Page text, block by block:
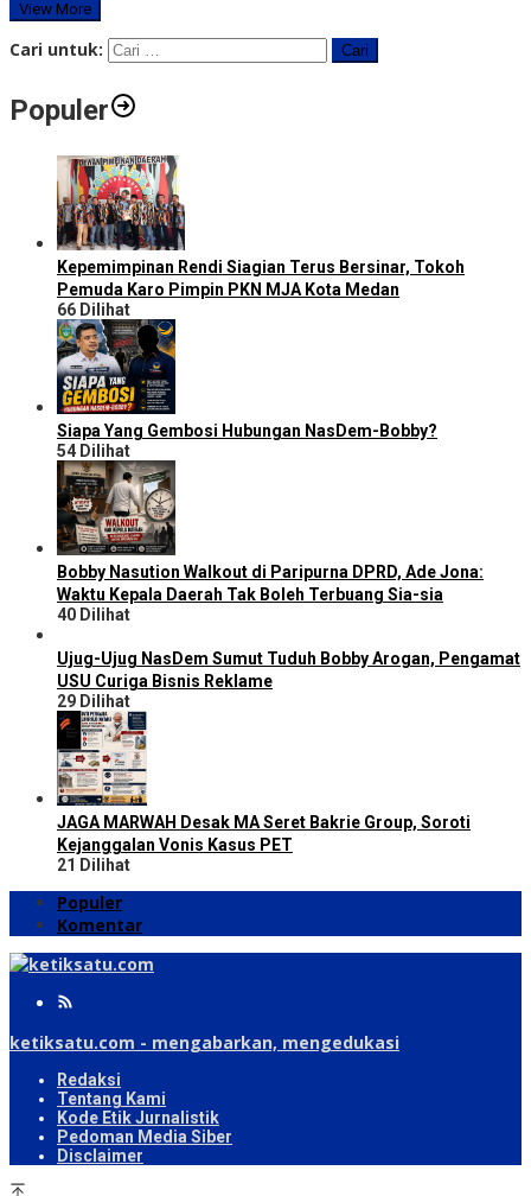
View More
Cari untuk:
Populer
Kepemimpinan Rendi Siagian Terus Bersinar, Tokoh
Pemuda Karo Pimpin PKN MJA Kota Medan
66 Dilihat
Siapa Yang Gembosi Hubungan NasDem-Bobby?
54 Dilihat
Bobby Nasution Walkout di Paripurna DPRD, Ade Jona:
Waktu Kepala Daerah Tak Boleh Terbuang Sia-sia
40 Dilihat
Ujug-Ujug NasDem Sumut Tuduh Bobby Arogan, Pengamat
USU Curiga Bisnis Reklame
29 Dilihat
JAGA MARWAH Desak MA Seret Bakrie Group, Soroti
Kejanggalan Vonis Kasus PET
21 Dilihat
Populer
Komentar
ketiksatu.com - mengabarkan, mengedukasi
Redaksi
Tentang Kami
Kode Etik Jurnalistik
Pedoman Media Siber
Disclaimer